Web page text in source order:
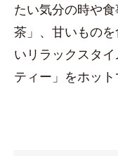
たい気分の時や
茶」、甘いもの
いリラックスタ
ティー」をホット